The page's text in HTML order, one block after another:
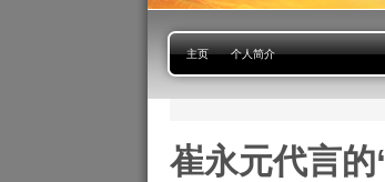
主页 个人简介
崔永元代言